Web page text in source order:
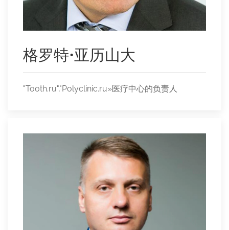
格罗特•亚历山大
"Tooth.ru","Polyclinic.ru»医疗中心的负责人